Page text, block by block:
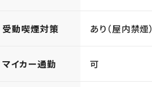
受動喫煙対策 あり（屋内禁煙）
マイカー通勤 可